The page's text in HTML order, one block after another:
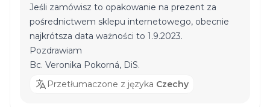
Jeśli zamówisz to opakowanie na prezent za
pośrednictwem sklepu internetowego, obecnie
najkrótsza data ważności to 1.9.2023.
Pozdrawiam
Bc. Veronika Pokorná, DiS.
Przetłumaczone z języka Czechy